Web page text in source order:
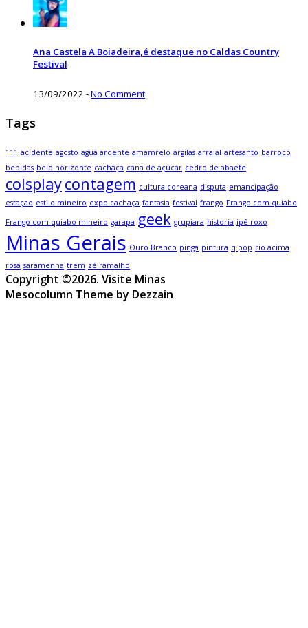
Ana Castela A Boiadeira,é destaque no Caldas Country
Festival
13/09/2022 -No Comment
Tags
111 acidente agosto agua ardente amamrelo argilas arraial artesanto barroco
bebidas belo horizonte cachaça cana de açúcar cedro de abaete
colsplaycontagem cultura coreana disputa emancipação
estaçao estilo mineiro expo cachaça fantasia festival frango Frango com quiabo
Frango com quiabo mineiro garapa geek grupiara historia ipê roxo
Minas Gerais Ouro Branco pinga pintura q.pop rio acima
rosa saramenha trem zé ramalho
Copyright ©2026. Visite Minas
Mesocolumn Theme by Dezzain